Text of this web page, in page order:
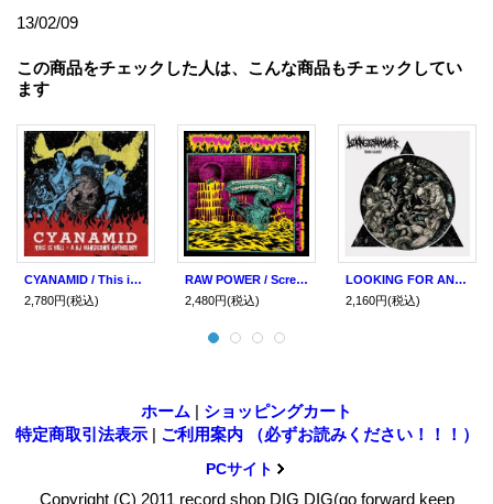
13/02/09
この商品をチェックした人は、こんな商品もチェックしてい
ます
CYANAMID / This is hell - A NJ Hardcore anthology (Lp+cd) F.o.a.d
2,780円(税込)
RAW POWER / Screams from the gutter (cd) F.o.a.d
2,480円(税込)
LOOKING FOR AN ANSWER / Dios carne (Lp)(cd) F.o.a.d.
2,160円(税込)
ホーム | ショッピングカート
特定商取引法表示 | ご利用案内 （必ずお読みください！！！）
PCサイト
Copyright (C) 2011 record shop DIG DIG(go forward keep